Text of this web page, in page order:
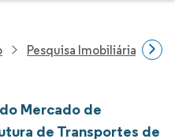
Pesquisa Imobiliária E De
Mercado de
de Transportes de